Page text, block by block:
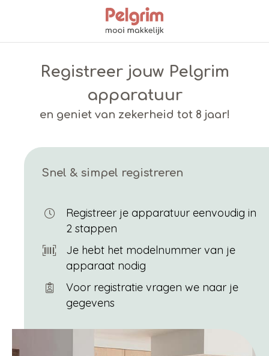
Registreer jouw Pelgrim
apparatuur
en geniet van zekerheid tot 8 jaar!
Snel & simpel registreren
Registreer je apparatuur eenvoudig in
2 stappen
Je hebt het modelnummer van je
apparaat nodig
Voor registratie vragen we naar je
gegevens